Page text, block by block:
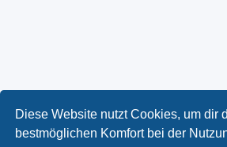
Diese Website nutzt Cookies, um dir
bestmöglichen Komfort bei der